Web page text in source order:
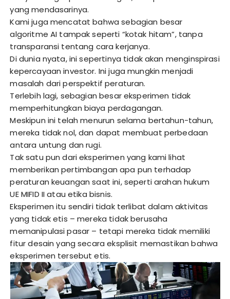
yang mendasarinya.
Kami juga mencatat bahwa sebagian besar
algoritme AI tampak seperti “kotak hitam”, tanpa
transparansi tentang cara kerjanya.
Di dunia nyata, ini sepertinya tidak akan menginspirasi
kepercayaan investor. Ini juga mungkin menjadi
masalah dari perspektif peraturan.
Terlebih lagi, sebagian besar eksperimen tidak
memperhitungkan biaya perdagangan.
Meskipun ini telah menurun selama bertahun-tahun,
mereka tidak nol, dan dapat membuat perbedaan
antara untung dan rugi.
Tak satu pun dari eksperimen yang kami lihat
memberikan pertimbangan apa pun terhadap
peraturan keuangan saat ini, seperti arahan hukum
UE MIFID II atau etika bisnis.
Eksperimen itu sendiri tidak terlibat dalam aktivitas
yang tidak etis – mereka tidak berusaha
memanipulasi pasar – tetapi mereka tidak memiliki
fitur desain yang secara eksplisit memastikan bahwa
eksperimen tersebut etis.